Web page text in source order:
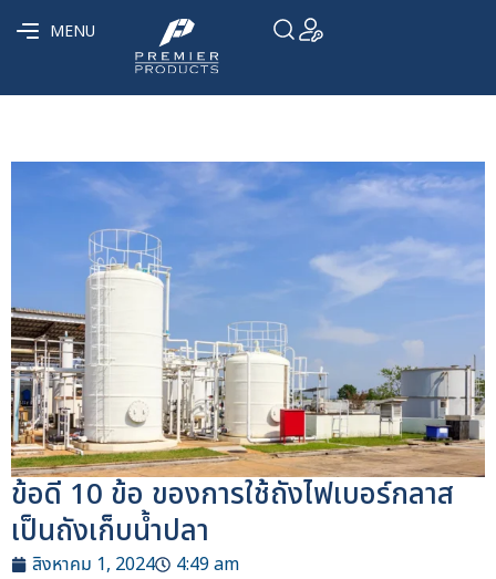
MENU
ข้อดี 10 ข้อ ของการใช้ถังไฟเบอร์กลาส
เป็นถังเก็บน้ำปลา
สิงหาคม 1, 2024 4:49 am